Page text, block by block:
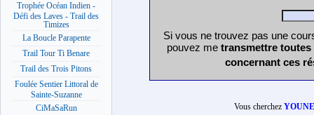
Trophée Océan Indien -
Défi des Laves - Trail des
Timizes
La Boucle Parapente
Trail Tour Ti Benare
Trail des Trois Pitons
Foulée Sentier Littoral de
Sainte-Suzanne
CiMaSaRun
Si vous ne trouvez pas une
pouvez me transmettre
concernant ces
Vous cherchez